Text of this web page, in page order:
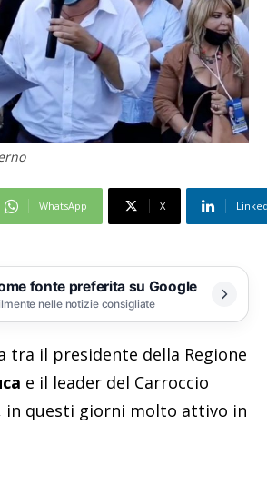
WhatsApp X
fonte preferita su Google
nelle notizie consigliate
tra il presidente della Regione
e il leader del Carroccio
in questi giorni molto attivo in